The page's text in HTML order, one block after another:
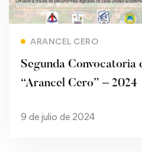
ARANCEL CERO
Segunda Convocatoria
“Arancel Cero” – 2024
9 de julio de 2024